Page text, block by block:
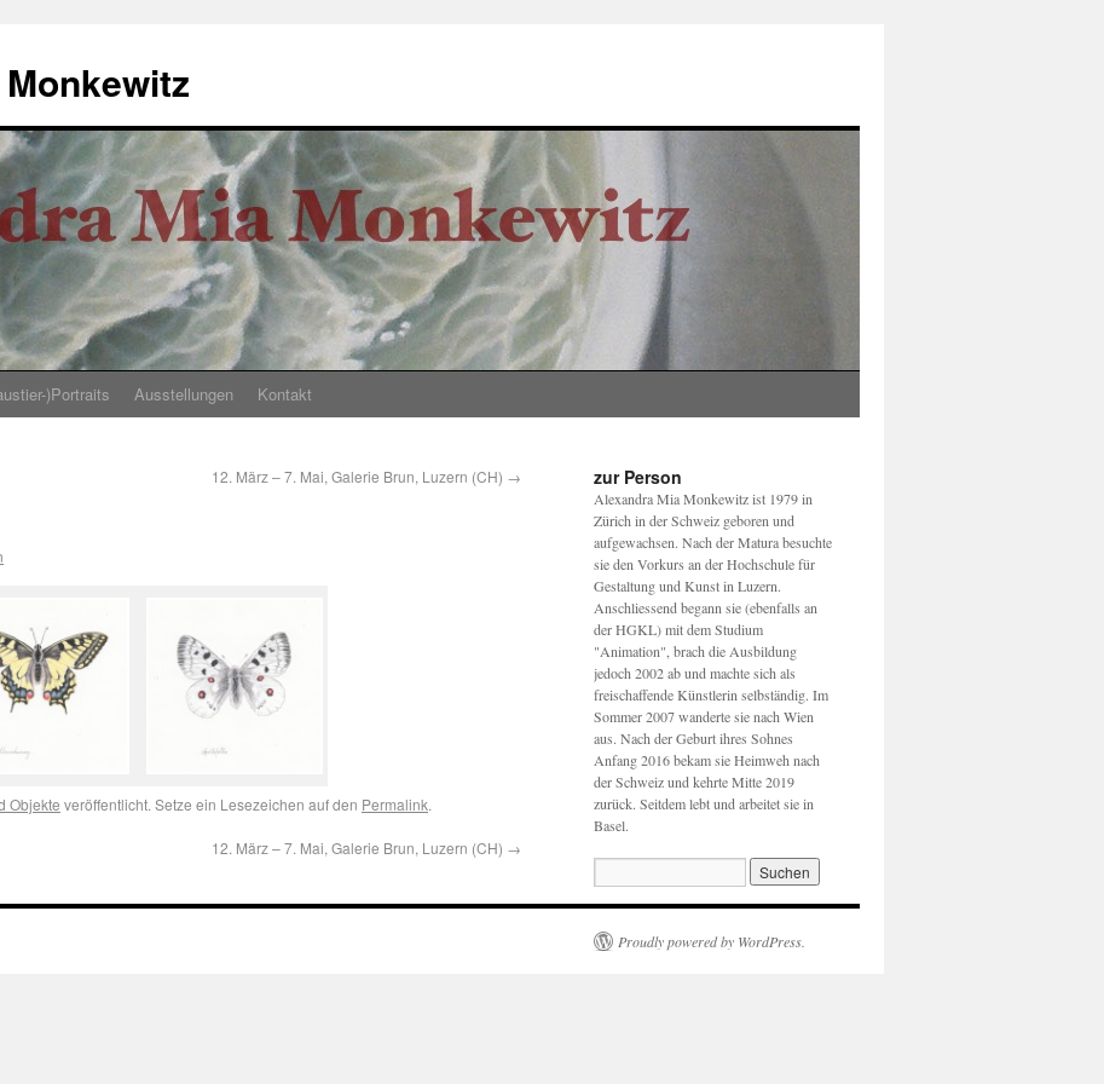
)Portraits Ausstellungen Kontakt
12. März – 7. Mai, Galerie Brun, Luzern (CH) →
Objekte veröffentlicht. Setze ein Lesezeichen auf den Permalink.
12. März – 7. Mai, Galerie Brun, Luzern (CH) →
zur Person
Alexandra Mia Monkewitz ist 1979 in
Zürich in der Schweiz geboren und
aufgewachsen. Nach der Matura besuchte
sie den Vorkurs an der Hochschule für
Gestaltung und Kunst in Luzern.
Anschliessend begann sie (ebenfalls an
der HGKL) mit dem Studium
"Animation", brach die Ausbildung
jedoch 2002 ab und machte sich als
freischaffende Künstlerin selbständig. Im
Sommer 2007 wanderte sie nach Wien
aus. Nach der Geburt ihres Sohnes
Anfang 2016 bekam sie Heimweh nach
der Schweiz und kehrte Mitte 2019
zurück. Seitdem lebt und arbeitet sie in
Basel.
Proudly powered by WordPress.